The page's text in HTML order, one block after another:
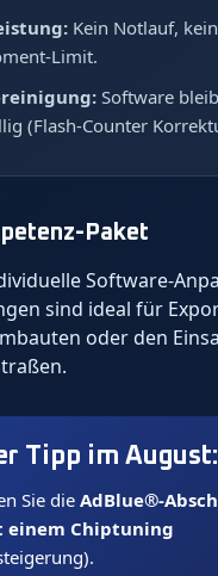
Kein Notlauf, kein
Limit.
Software
(Flash-Counter
Paket
Software-
sind ideal für
oder den
Tipp imAugust:
Sie die AdBlue®-
Chiptuning